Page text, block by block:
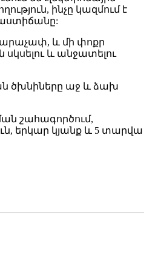
ինչը կազմում է
և մի փոքր
և անջատելու
ծխնիները աջ և ձախ
շահագործում,
երկար կյանք և 5 տարվա